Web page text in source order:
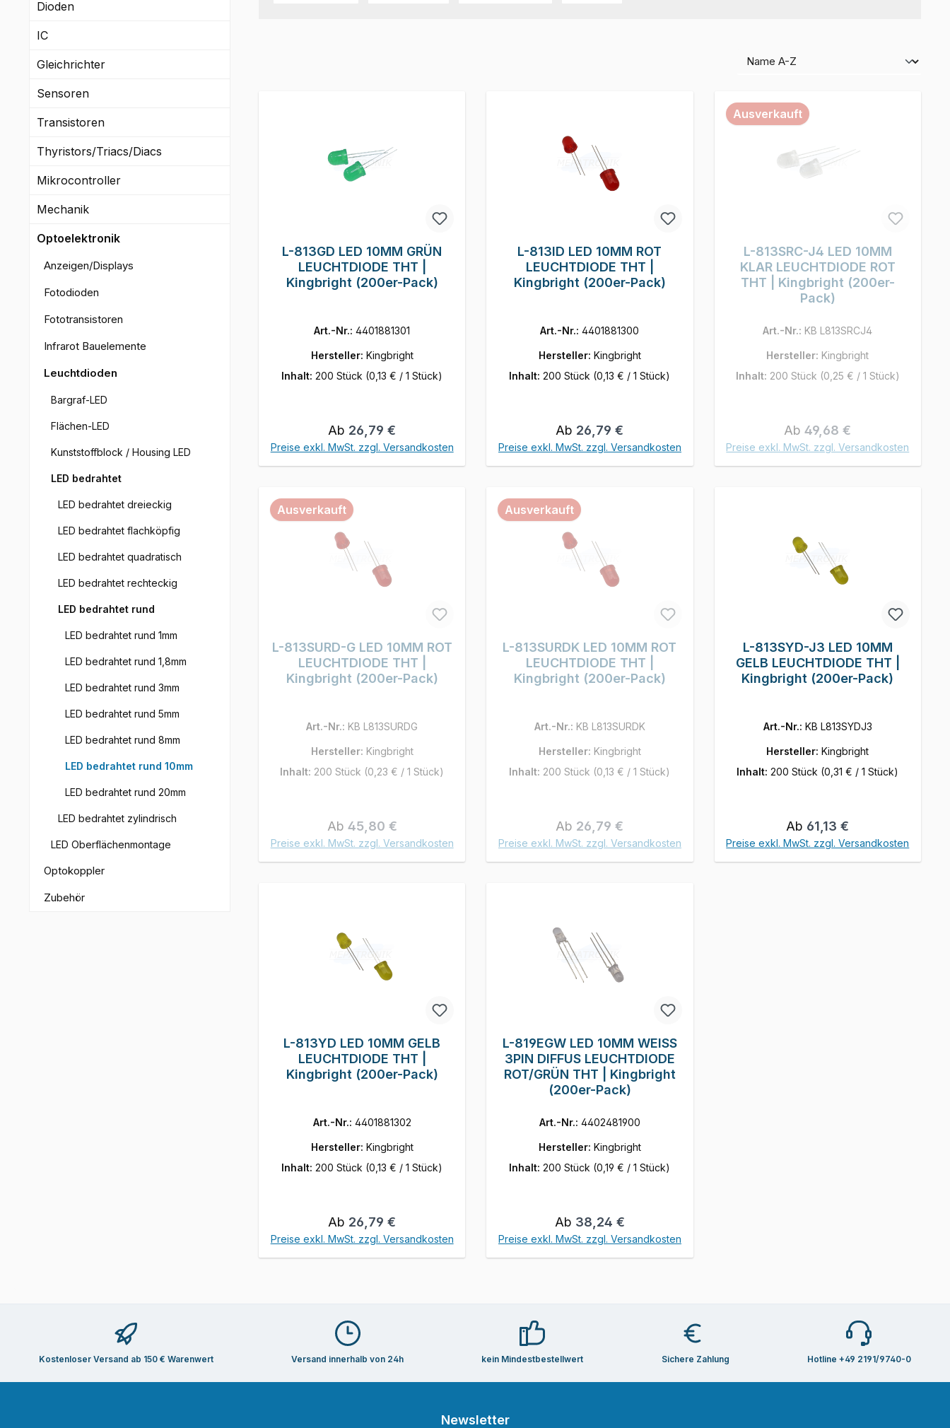
Dioden
IC
Gleichrichter
Sensoren
Transistoren
Thyristors/Triacs/Diacs
Mikrocontroller
Mechanik
Optoelektronik
Anzeigen/Displays
Fotodioden
Fototransistoren
Infrarot Bauelemente
Leuchtdioden
Bargraf-LED
Flächen-LED
Kunststoffblock / Housing LED
LED bedrahtet
LED bedrahtet dreieckig
LED bedrahtet flachköpfig
LED bedrahtet quadratisch
LED bedrahtet rechteckig
LED bedrahtet rund
LED bedrahtet rund 1mm
LED bedrahtet rund 1,8mm
LED bedrahtet rund 3mm
LED bedrahtet rund 5mm
LED bedrahtet rund 8mm
LED bedrahtet rund 10mm
LED bedrahtet rund 20mm
LED bedrahtet zylindrisch
LED Oberflächenmontage
Optokoppler
Zubehör
L-813GD LED 10MM GRÜN
LEUCHTDIODE THT |
Kingbright (200er-Pack)
Art.-Nr.:4401881301
Hersteller: Kingbright
Inhalt:200 Stück (0,13 € / 1 Stück)
Regulärer Preis:
Ab 26,79 €
Preise exkl. MwSt. zzgl. Versandkosten
L-813ID LED 10MM ROT
LEUCHTDIODE THT |
Kingbright (200er-Pack)
Art.-Nr.:4401881300
Hersteller: Kingbright
Inhalt:200 Stück (0,13 € / 1 Stück)
Regulärer Preis:
Ab 26,79 €
Preise exkl. MwSt. zzgl. Versandkosten
Ausverkauft
L-813SRC-J4 LED 10MM
KLAR LEUCHTDIODE ROT
THT | Kingbright (200er-
Pack)
Art.-Nr.: KB L813SRCJ4
Hersteller: Kingbright
Inhalt: 200 Stück (0,25 € / 1 Stück)
Regulärer Preis:
Ab49,68 €
Preise exkl. MwSt. zzgl. Versandkosten
Ausverkauft
L-813SURD-G LED 10MM ROT
LEUCHTDIODE THT |
Kingbright (200er-Pack)
Art.-Nr.: KB L813SURDG
Hersteller: Kingbright
Inhalt: 200 Stück (0,23 € / 1 Stück)
Regulärer Preis:
Ab 45,80 €
Preise exkl. MwSt. zzgl. Versandkosten
Ausverkauft
L-813SURDK LED 10MM ROT
LEUCHTDIODE THT |
Kingbright (200er-Pack)
Art.-Nr.: KB L813SURDK
Hersteller: Kingbright
Inhalt: 200 Stück (0,13 € / 1 Stück)
Regulärer Preis:
Ab 26,79 €
Preise exkl. MwSt. zzgl. Versandkosten
L-813SYD-J3 LED 10MM
GELB LEUCHTDIODE THT |
Kingbright (200er-Pack)
Art.-Nr.: KB L813SYDJ3
Hersteller:Kingbright
Inhalt:200 Stück (0,31 € / 1 Stück)
Regulärer Preis:
Ab 61,13 €
Preise exkl. MwSt. zzgl. Versandkosten
L-813YD LED 10MM GELB
LEUCHTDIODE THT |
Kingbright (200er-Pack)
Art.-Nr.: 4401881302
Hersteller: Kingbright
Inhalt:200 Stück (0,13 € / 1 Stück)
Regulärer Preis:
Ab 26,79 €
Preise exkl. MwSt. zzgl. Versandkosten
L-819EGW LED 10MM WEISS
3PIN DIFFUS LEUCHTDIODE
ROT/GRÜN THT | Kingbright
(200er-Pack)
Art.-Nr.: 4402481900
Hersteller: Kingbright
Inhalt:200 Stück (0,19 € / 1 Stück)
Regulärer Preis:
Ab 38,24 €
Preise exkl. MwSt. zzgl. Versandkosten
Kostenloser Versand ab 150 € Warenwert Versand innerhalb von 24h kein Mindestbestellwert Sichere Zahlung Hotline +49 2191/9740-0
Newsletter